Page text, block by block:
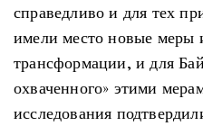
справедливо и для тех
имели место новые меры
трансформации, и для
охваченного» этими
исследования